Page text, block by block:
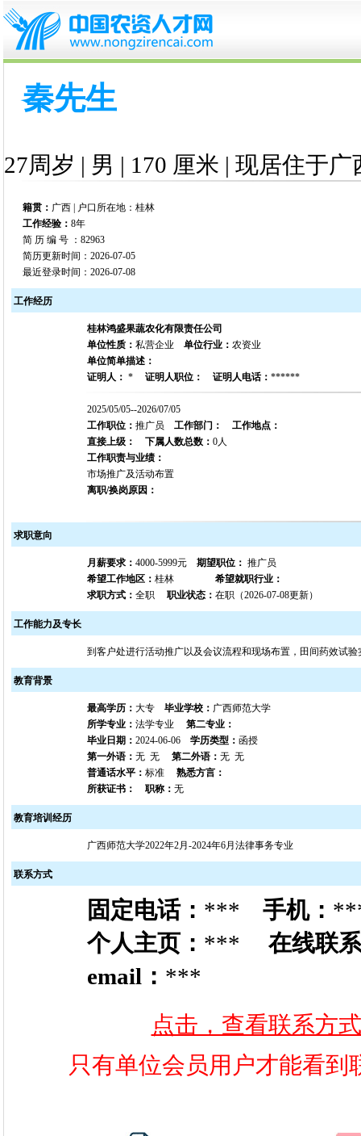
秦先生
27周岁 | 男 | 170 厘米 | 现居住于广
籍贯： 广西 | 户口所在地：桂林
工作经验： 8年
简 历 编 号 ：82963
简历更新时间：2026-07-05
最近登录时间：2026-07-08
工作经历
桂林鸿盛果蔬农化有限责任公司
单位性质： 私营企业 单位行业： 农资业
单位简单描述：
证明人： * 证明人职位： 证明人电话： ******
2025/05/05--2026/07/05
工作职位： 推广员 工作部门：
工作地点：
直接上级：
下属人数总数： 0人
工作职责与业绩：
市场推广及活动布置
离职/换岗原因：
求职意向
月薪要求： 4000-5999元 期望职位： 推广员
希望工作地区： 桂林 希望就职行业：
求职方式： 全职 职业状态： 在职（2026-07-08更新）
工作能力及专长
到客户处进行活动推广以及会议流程和现场布置，田间药效试
教育背景
最高学历： 大专 毕业学校： 广西师范大学
所学专业： 法学专业 第二专业：
毕业日期： 2024-06-06 学历类型： 函授
第一外语： 无 无 第二外语： 无 无
普通话水平： 标准 熟悉方言：
所获证书：
职称： 无
教育培训经历
广西师范大学2022年2月-2024年6月法律事务专业
联系方式
固定电话： *** 手机：
个人主页： *** 在线联
email： ***
点击，查看联系方
只有单位会员用户才能看到